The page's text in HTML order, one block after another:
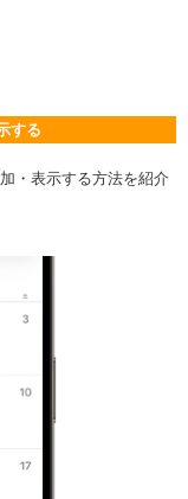
する
・表示する方法を紹介